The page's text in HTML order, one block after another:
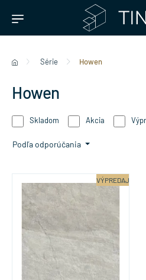
Série Howen
Howen
Skladom Akcia
Podľa odporúčania
VÝPREDAJ